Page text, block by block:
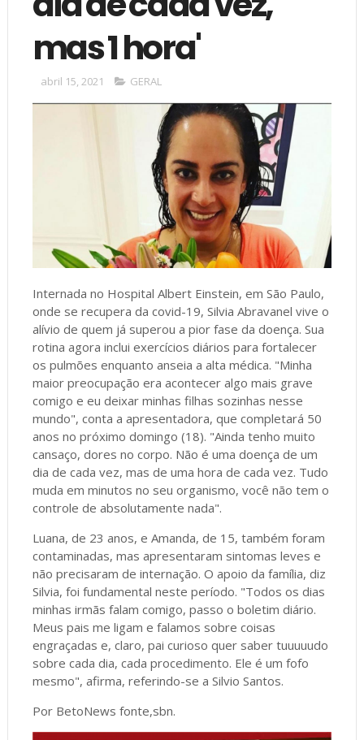
mas 1 hora'
abril 15, 2021 GERAL
Internada no Hospital Albert Einstein, em São Paulo,
onde se recupera da covid-19, Silvia Abravanel vive o
alívio de quem já superou a pior fase da doença. Sua
rotina agora inclui exercícios diários para fortalecer
os pulmões enquanto anseia a alta médica. "Minha
maior preocupação era acontecer algo mais grave
comigo e eu deixar minhas filhas sozinhas nesse
mundo", conta a apresentadora, que completará 50
anos no próximo domingo (18). "Ainda tenho muito
cansaço, dores no corpo. Não é uma doença de um
dia de cada vez, mas de uma hora de cada vez. Tudo
muda em minutos no seu organismo, você não tem o
controle de absolutamente nada".
Luana, de 23 anos, e Amanda, de 15, também foram
contaminadas, mas apresentaram sintomas leves e
não precisaram de internação. O apoio da família, diz
Silvia, foi fundamental neste período. "Todos os dias
minhas irmãs falam comigo, passo o boletim diário.
Meus pais me ligam e falamos sobre coisas
engraçadas e, claro, pai curioso quer saber tuuuuudo
sobre cada dia, cada procedimento. Ele é um fofo
mesmo", afirma, referindo-se a Silvio Santos.
Por BetoNews fonte,sbn.